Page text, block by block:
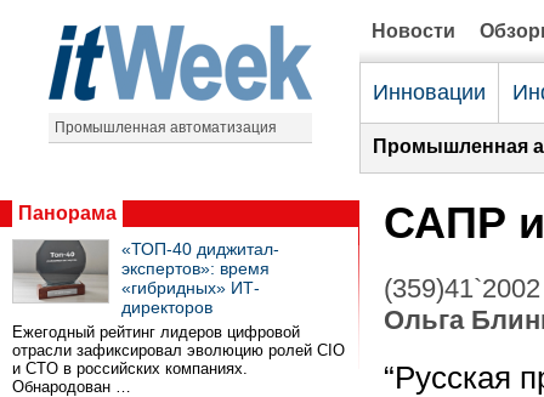
Промышленная автоматизация
Новости
Инновации
Промышленная
Панорама
«ТОП-40 диджитал-
экспертов»: время
«гибридных» ИТ-
директоров
Ежегодный рейтинг лидеров цифровой
отрасли зафиксировал эволюцию ролей CIO
и CTO в российских компаниях.
Обнародован …
САПР
(359)41`2002
Ольга
“Русская